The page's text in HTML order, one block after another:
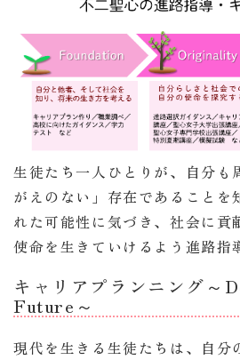
生徒たち一人ひとりが、自分も
がえのない」存在であることを
れた可能性に気づき、社会に貢
使命を生きていけるよう進路指
キャリアプランニング～
Future～
現代を生きる生徒たちは、自分